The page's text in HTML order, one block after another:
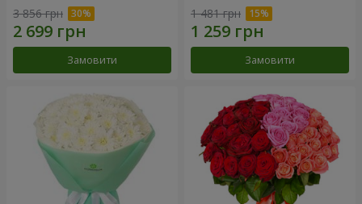
3 856 грн
Замовити
1 481 грн
Замовити